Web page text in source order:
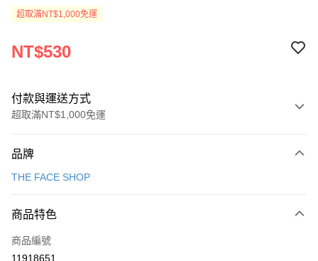
超取滿NT$1,000免運
NT$530
付款與運送方式
超取滿NT$1,000免運
信用卡一次付款
Apple Pay
街口支付
品牌
THE FACE SHOP
商品特色
商品編號
11918651